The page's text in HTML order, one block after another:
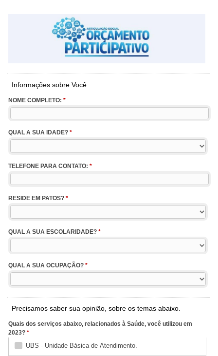
Informações sobre Você
NOME COMPLETO: *
QUAL A SUA IDADE? *
TELEFONE PARA CONTATO: *
RESIDE EM PATOS? *
QUAL A SUA ESCOLARIDADE? *
QUAL A SUA OCUPAÇÃO? *
Precisamos saber sua opinião, sobre os temas abaixo.
Quais dos serviços abaixo, relacionados à Saúde, você utilizou em
2023? *
UBS - Unidade Básica de Atendimento.